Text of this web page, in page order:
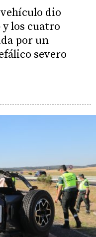
dio
los cuatro
por un
severo